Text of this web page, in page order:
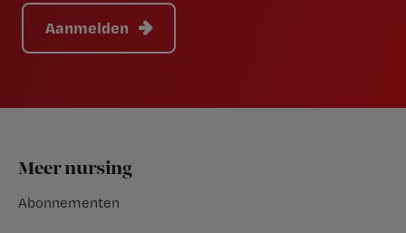
Aanmelden
Footer
Meer nursing
Abonnementen